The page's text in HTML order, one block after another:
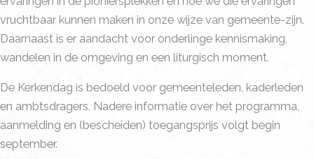
vruchtbaar kunnen maken in onze wijze van gemeente-zijn.
Daarnaast is er aandacht voor onderlinge kennismaking,
wandelen in de omgeving en een liturgisch moment.
De Kerkendag is bedoeld voor gemeenteleden, kaderleden
en ambtsdragers. Nadere informatie over het programma,
aanmelding en (bescheiden) toegangsprijs volgt begin
september.